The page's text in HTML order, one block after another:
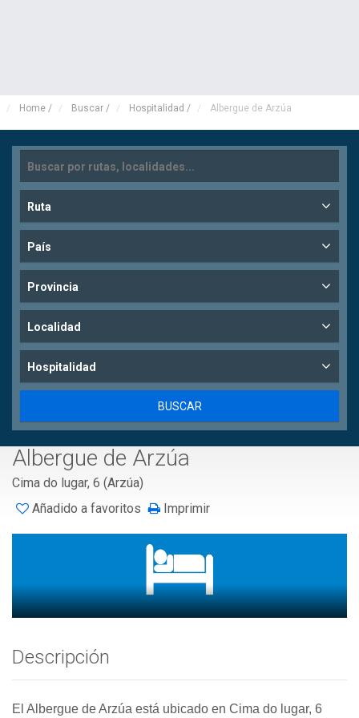
Home / Buscar / Hospitalidad / Albergue de Arzúa
Ruta
País
Provincia
Localidad
Hospitalidad
Albergue de Arzúa
Cima do lugar, 6 (Arzúa)
Añadido a favoritos
Imprimir
Descripción
El Albergue de Arzúa está ubicado en Cima do lugar, 6